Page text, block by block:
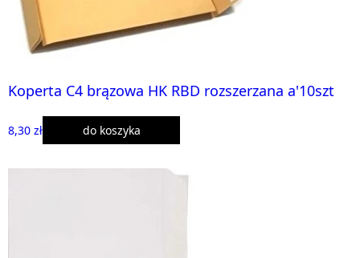
Koperta C4 brązowa HK RBD rozszerzana a'10szt
8,30 zł do koszyka